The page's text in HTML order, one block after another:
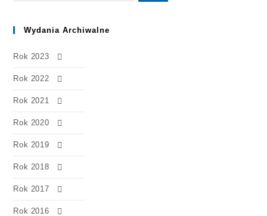
Wydania Archiwalne
Rok 2023
Rok 2022
Rok 2021
Rok 2020
Rok 2019
Rok 2018
Rok 2017
Rok 2016